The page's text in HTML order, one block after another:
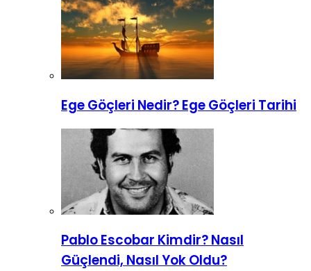
Ege Göçleri Nedir? Ege Göçleri Tarihi
Pablo Escobar Kimdir? Nasıl
Güçlendi, Nasıl Yok Oldu?